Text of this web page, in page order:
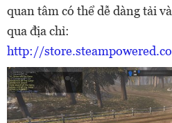
quan tâm có thể dễ dàng tải
qua địa chỉ:
http://